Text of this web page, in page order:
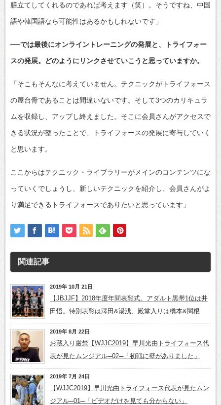
膳立てしてくれるのであれば考えます（笑）。そうですね、中国
語や韓国語なら可能性はあるかもしれないです」
──では最後にオンライントレーニングの発展と、トライフォー
スの発展。どのようにリンクさせていこうと思っていますか。
「そこもそんなに考えていません。テクニックがトライフォース
の屋台骨であることは間違いないです。そして3つのカリキュラ
ムを収録し、アップし終えました。そこに会員さんがアクセスで
きる状況が整ったことで、トライフォースの発展に寄与していく
と思います。
ここからはテクニック・ライブラリーがメインのコンテンツにな
っていくでしょうし、新しいテクニックを紹介し、会員さんがよ
り満足できるトライフォースでありたいと思っています」
関連記事
2019年 10月 21日
【JBJJF】2018年度年間表彰式。アダルト黒帯1位は井
田悟。特別表彰は澤田&湯浅、殿堂入りは橋本&関根
2019年 8月 22日
お蔵入り厳禁【WJJC2019】早川光由トライフォース代
表が見たムンジアル─02─「初戦に壁がありました」
2019年 7月 24日
【WJJC2019】早川光由トライフォース代表が見たムン
ジアル─01─「ビデオだけを見ても分からない」